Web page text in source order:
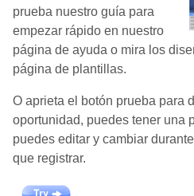
prueba nuestro guía para
empezar rápido en nuestro
página de ayuda o mira los
página de plantillas.
O aprieta el botón prueba para
oportunidad, puedes tener una
puedes editar y cambiar
que registrar.